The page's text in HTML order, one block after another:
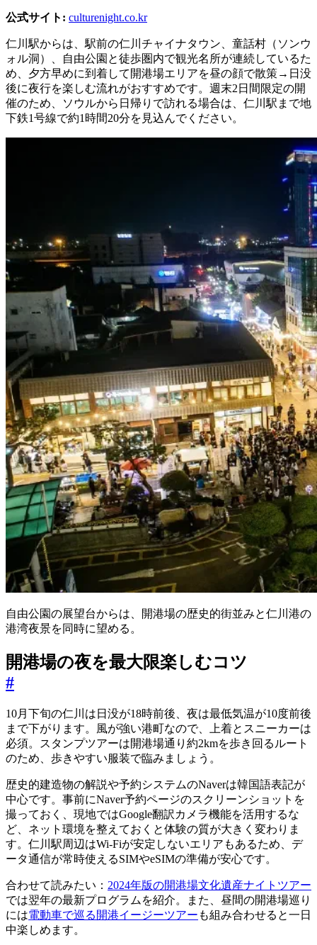
公式サイト: culturenight.co.kr
仁川駅からは、駅前の仁川チャイナタウン、童話村（ソンウ
ォル洞）、自由公園と徒歩圏内で観光名所が連続しているた
め、夕方早めに到着して開港場エリアを昼の顔で散策→日没
後に夜行を楽しむ流れがおすすめです。週末2日間限定の開
催のため、ソウルから日帰りで訪れる場合は、仁川駅まで地
下鉄1号線で約1時間20分を見込んでください。
自由公園の展望台からは、開港場の歴史的街並みと仁川港の
港湾夜景を同時に望める。
開港場の夜を最大限楽しむコツ
#
10月下旬の仁川は日没が18時前後、夜は最低気温が10度前後
まで下がります。風が強い港町なので、上着とスニーカーは
必須。スタンプツアーは開港場通り約2kmを歩き回るルート
のため、歩きやすい服装で臨みましょう。
歴史的建造物の解説や予約システムのNaverは韓国語表記が
中心です。事前にNaver予約ページのスクリーンショットを
撮っておく、現地ではGoogle翻訳カメラ機能を活用するな
ど、ネット環境を整えておくと体験の質が大きく変わりま
す。仁川駅周辺はWi-Fiが安定しないエリアもあるため、デ
ータ通信が常時使えるSIMやeSIMの準備が安心です。
合わせて読みたい： 2024年版の開港場文化遺産ナイトツアー
では翌年の最新プログラムを紹介。また、昼間の開港場巡り
には電動車で巡る開港イージーツアー も組み合わせると一日
中楽しめます。